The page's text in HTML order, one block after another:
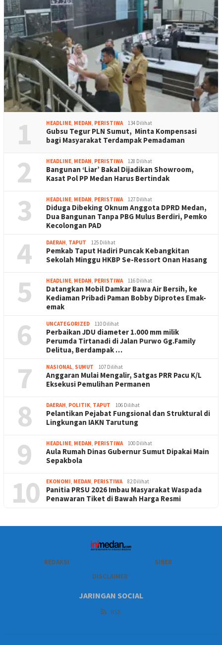
1 HEADLINE, MEDAN, PERISTIWA 134 Dilihat
Gubsu Tegur PLN Sumut, Minta Kompensasi
bagi Masyarakat Terdampak Pemadaman
2 HEADLINE, MEDAN, PERISTIWA 128 Dilihat
Bangunan ‘Liar’ Bakal Dijadikan Showroom,
Kasat Pol PP Medan Harus Bertindak
3 HEADLINE, MEDAN, PERISTIWA 127 Dilihat
Diduga Dibeking Oknum Anggota DPRD Medan,
Dua Bangunan Tanpa PBG Mulus Berdiri, Pemko
Kecolongan PAD
4 DAERAH, TAPUT 125 Dilihat
Pemkab Taput Hadiri Puncak Kebangkitan
Sekolah Minggu HKBP Se-Ressort Onan Hasang
5 HEADLINE, MEDAN, PERISTIWA 116 Dilihat
Datangkan Mobil Damkar Bawa Air Bersih, ke
Kediaman Pribadi Paman Bobby Diprotes Emak-
emak
6 UNCATEGORIZED 110 Dilihat
Perbaikan JDU diameter 1.000 mm milik
Perumda Tirtanadi di Jalan Purwo Gg.Family
Delitua, Berdampak …
7 NASIONAL, SUMUT 107 Dilihat
Anggaran Mulai Mengalir, Satgas PRR Pacu K/L
Eksekusi Pemulihan Permanen
8 DAERAH, POLITIK, TAPUT 106 Dilihat
Pelantikan Pejabat Fungsional dan Struktural di
Lingkungan IAKN Tarutung
9 HEADLINE, MEDAN, PERISTIWA 100 Dilihat
Aula Rumah Dinas Gubernur Sumut Dipakai Main
Sepakbola
10 EKONOMI, MEDAN, PERISTIWA 82 Dilihat
Panitia PRSU 2026 Imbau Masyarakat Waspada
Penawaran Tiket di Bawah Harga Resmi
REDAKSI
SIBER
DISCLAIMER
JARINGAN SOCIAL
RSS